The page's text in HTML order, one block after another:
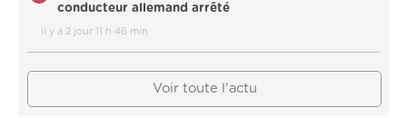
conducteur allemand arrêté
il y a 2 jour 11 h 46 min
Voir toute l'actu